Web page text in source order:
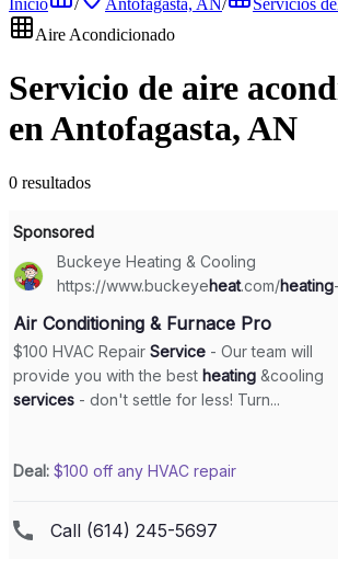
Inicio / Antofagasta, AN/ Servicios
Aire Acondicionado
Servicio de aire
en Antofagasta, AN
0 resultados